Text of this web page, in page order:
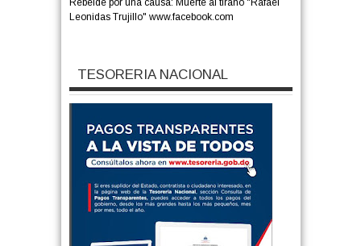
Rebelde por una causa: Muerte al tirano "Rafael
Leonidas Trujillo" www.facebook.com
TESORERIA NACIONAL